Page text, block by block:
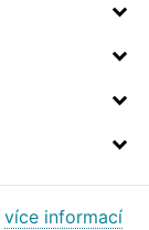
více informací